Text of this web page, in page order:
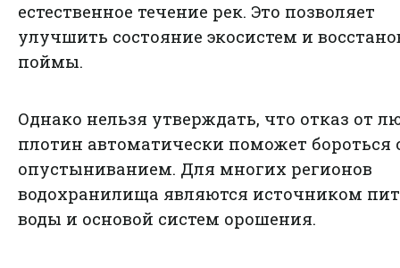
естественное течение рек. Это позволяет
улучшить состояние экосистем и
поймы.
Однако нельзя утверждать, что отказ от
плотин автоматически поможет бороться
опустыниванием. Для многих регионов
водохранилища являются источником
воды и основой систем орошения.